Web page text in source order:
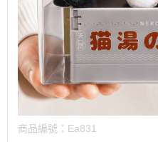
商品編號： Ea831